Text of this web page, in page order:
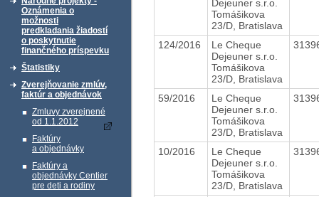
Oznámenia o
možnosti
predkladania žiadostí
o poskytnutie
finančného príspevku
Štatistiky
Zverejňovanie zmlúv,
faktúr a objednávok
Zmluvy zverejnené
od 1.1.2012
Faktúry
a objednávky
Faktúry a
objednávky Centier
pre deti a rodiny
Dejeuner s.r.o.
Tomášikova
23/D, Bratislava
124/2016
Le Cheque
Dejeuner s.r.o.
Tomášikova
23/D, Bratislava
59/2016
Le Cheque
Dejeuner s.r.o.
Tomášikova
23/D, Bratislava
10/2016
Le Cheque
Dejeuner s.r.o.
Tomášikova
23/D, Bratislava